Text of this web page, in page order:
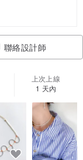
聯絡設計師
上次上線
1 天內